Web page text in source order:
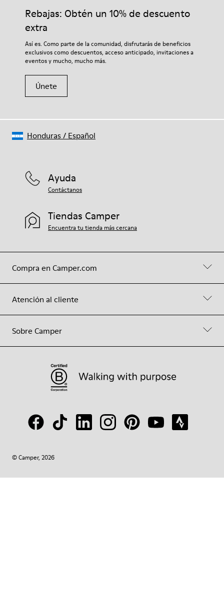
Rebajas: Obtén un 10% de descuento
extra
Así es. Como parte de la comunidad, disfrutarás de beneficios
exclusivos como descuentos, acceso anticipado, invitaciones a
eventos y mucho, mucho más.
Únete
Compra en Camper.com
Atención al cliente
Sobre Camper
Ayuda
Contáctanos
Tiendas Camper
Encuentra tu tienda más cercana
© Camper, 2026
Honduras/ Español